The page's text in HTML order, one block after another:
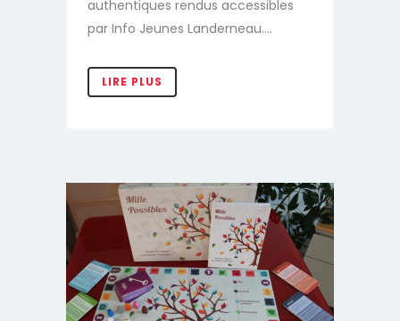
authentiques rendus accessibles
par Info Jeunes Landerneau....